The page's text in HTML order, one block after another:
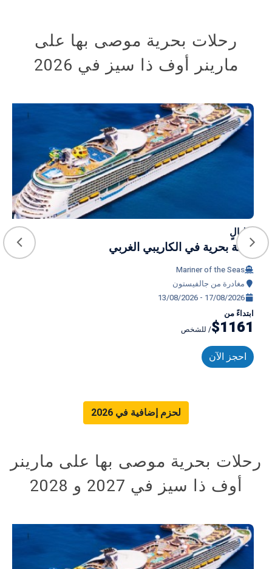
رحلات بحرية موصى بها على
مارينر أوف ذا سيز في 2026
4 ليالٍ
رحلة بحرية في الكاريبي الغربي
Mariner of the Seas
مغادرة من جالفيستون
13/08/2026 - 17/08/2026
ابتداءً من
$1161/ للشخص
احجز الآن
لحزم إضافية في 2026
رحلات بحرية موصى بها على مارينر
أوف ذا سيز في 2027 و 2028